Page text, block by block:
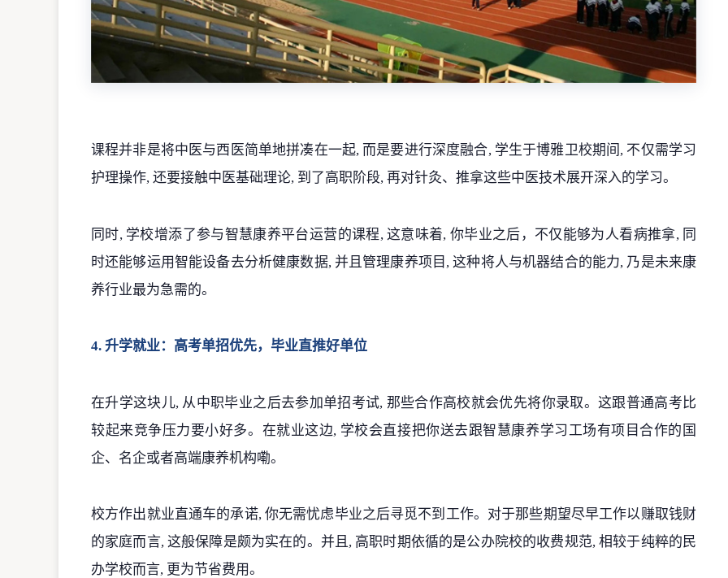
课程并非是将中医与西医简单地拼凑在一起, 而是要进行深度融合, 学生于博雅卫校期间, 不仅需学习
护理操作, 还要接触中医基础理论, 到了高职阶段, 再对针灸、推拿这些中医技术展开深入的学习。
同时, 学校增添了参与智慧康养平台运营的课程, 这意味着, 你毕业之后，不仅能够为人看病推拿, 同
时还能够运用智能设备去分析健康数据, 并且管理康养项目, 这种将人与机器结合的能力, 乃是未来康
养行业最为急需的。
4. 升学就业：高考单招优先，毕业直推好单位
在升学这块儿, 从中职毕业之后去参加单招考试, 那些合作高校就会优先将你录取。这跟普通高考比
较起来竞争压力要小好多。在就业这边, 学校会直接把你送去跟智慧康养学习工场有项目合作的国
企、名企或者高端康养机构嘞。
校方作出就业直通车的承诺, 你无需忧虑毕业之后寻觅不到工作。对于那些期望尽早工作以赚取钱财
的家庭而言, 这般保障是颇为实在的。并且, 高职时期依循的是公办院校的收费规范, 相较于纯粹的民
办学校而言, 更为节省费用。